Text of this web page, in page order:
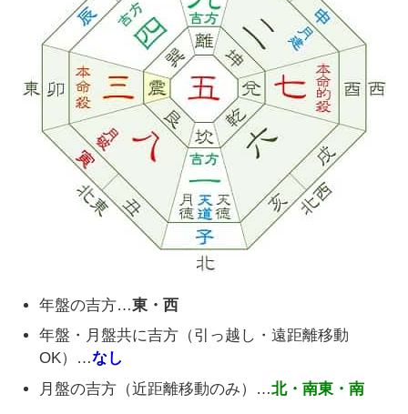
年盤の吉方…東・西
年盤・月盤共に吉方（引っ越し・遠距離移動
OK）…なし
月盤の吉方（近距離移動のみ）…北・南東・南